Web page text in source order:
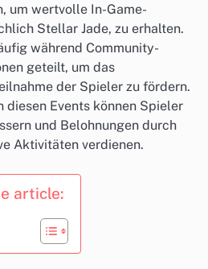
um wertvolle In-Game-
Stellar Jade, zu erhalten.
während Community-
geteilt, um das
der Spieler zu fördern.
diesen Events können Spieler
und Belohnungen durch
Aktivitäten verdienen.
article: